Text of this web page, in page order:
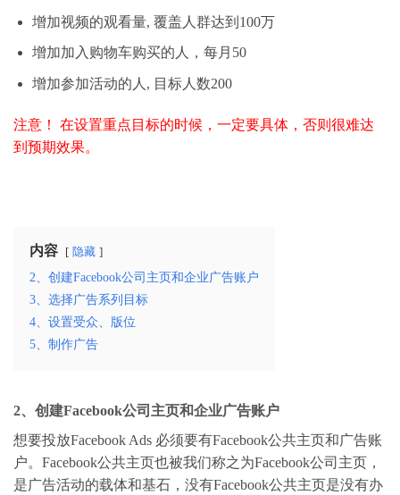
增加视频的观看量, 覆盖人群达到100万
增加加入购物车购买的人，每月50
增加参加活动的人, 目标人数200
注意！ 在设置重点目标的时候，一定要具体，否则很难达
到预期效果。
内容 隐藏
2、创建Facebook公司主页和企业广告账户
3、选择广告系列目标
4、设置受众、版位
5、制作广告
2、创建Facebook公司主页和企业广告账户
想要投放Facebook Ads 必须要有Facebook公共主页和广告账
户。Facebook公共主页也被我们称之为Facebook公司主页，
是广告活动的载体和基石，没有Facebook公共主页是没有办